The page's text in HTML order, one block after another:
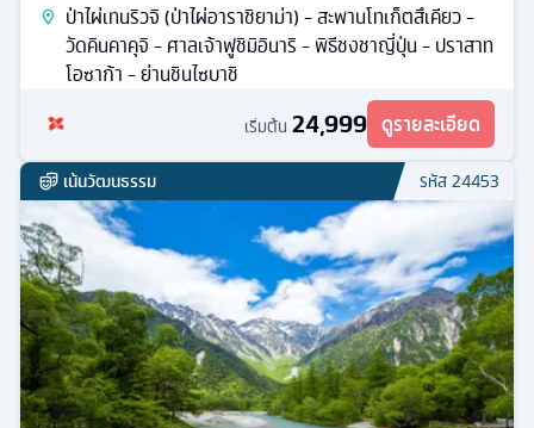
ป่าไผ่เทนริวจิ (ป่าไผ่อาราชิยาม่า) - สะพานโทเก็ตสึเคียว -
วัดคินคาคุจิ - ศาลเจ้าฟูชิมิอินาริ - พิธีชงชาญี่ปุ่น - ปราสาท
โอซาก้า - ย่านชินไซบาชิ
เริ่มต้น 24,999 ดูรายละเอียด
เน้นวัฒนธรรม รหัส24453